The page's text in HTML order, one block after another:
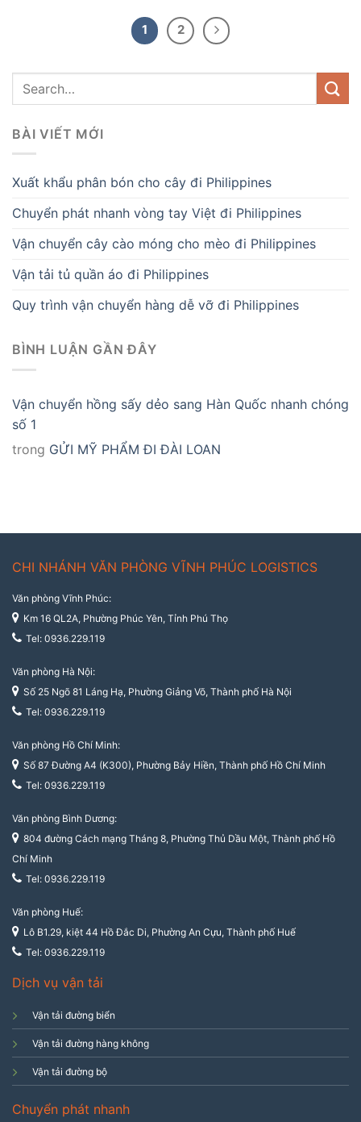
1 2
BÀI VIẾT MỚI
Xuất khẩu phân bón cho cây đi Philippines
Chuyển phát nhanh vòng tay Việt đi Philippines
Vận chuyển cây cào móng cho mèo đi Philippines
Vận tải tủ quần áo đi Philippines
Quy trình vận chuyển hàng dễ vỡ đi Philippines
BÌNH LUẬN GẦN ĐÂY
Vận chuyển hồng sấy dẻo sang Hàn Quốc nhanh chóng
số 1
trong GỬI MỸ PHẨM ĐI ĐÀI LOAN
CHI NHÁNH VĂN PHÒNG VĨNH PHÚC LOGISTICS
Văn phòng Vĩnh Phúc:
Km 16 QL2A, Phường Phúc Yên, Tỉnh Phú Thọ
Tel: 0936.229.119
Văn phòng Hà Nội:
Số 25 Ngõ 81 Láng Hạ, Phường Giảng Võ, Thành phố Hà Nội
Tel: 0936.229.119
Văn phòng Hồ Chí Minh:
Số 87 Đường A4 (K300), Phường Bảy Hiền, Thành phố Hồ Chí Minh
Tel: 0936.229.119
Văn phòng Bình Dương:
804 đường Cách mạng Tháng 8, Phường Thủ Dầu Một, Thành phố Hồ
Chí Minh
Tel: 0936.229.119
Văn phòng Huế:
Lô B1.29, kiệt 44 Hồ Đắc Di, Phường An Cựu, Thành phố Huế
Tel: 0936.229.119
Dịch vụ vận tải
Vận tải đường biển
Vận tải đường hàng không
Vận tải đường bộ
Chuyển phát nhanh